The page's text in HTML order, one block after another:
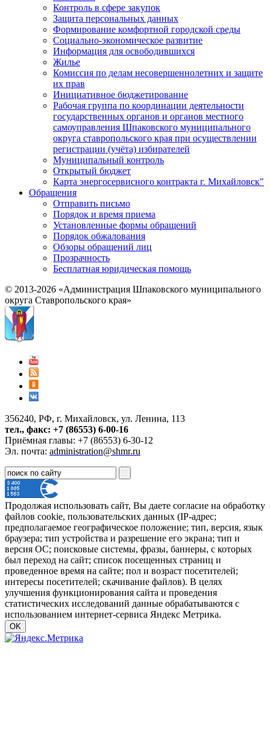
Контроль в сфере закупок
Защита персональных данных
Формирование комфортной городской среды
Социально-экономическое развитие
Информация для освободившихся
Жилье
Комиссия по делам несовершеннолетних и защите
их прав
Инициативное бюджетирование
Рабочая группа по координации деятельности
государственных органов и органов местного
самоуправления Шпаковского муниципального
округа ставропольского края при осуществлении
регистрации (учёта) избирателей
Муниципальный контроль
Открытый бюджет
Карта энергосервисного контракта г. Михайловск"
Обращения
Отправить письмо
Порядок и время приема
Установленные формы обращений
Порядок обжалования
Обзоры обращений лиц
Прозрачность
Бесплатная юридическая помощь
© 2013-2026 «Администрация Шпаковского муниципального
округа Ставропольского края»
356240, РФ, г. Михайловск, ул. Ленина, 113
тел., факс: +7 (86553) 6-00-16
Приёмная главы: +7 (86553) 6-30-12
Эл. почта: administration@shmr.ru
Продолжая использовать сайт, Вы даете согласие на обработку
файлов cookie, пользовательских данных (IP-адрес;
предполагаемое географическое положение; тип, версия, язык
браузера; тип устройства и разрешение его экрана; тип и
версия ОС; поисковые системы, фразы, баннеры, с которых
был переход на сайт; список посещенных страниц и
проведенное время на сайте; пол и возраст посетителей;
интересы посетителей; скачивание файлов). В целях
улучшения функционирования сайта и проведения
статистических исследований данные обрабатываются с
использованием интернет-сервиса Яндекс Метрика.
OK